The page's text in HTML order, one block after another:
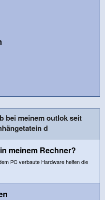
bei meinem outlok seit
d
meinem Rechner?
PC verbaute Hardware helfen die